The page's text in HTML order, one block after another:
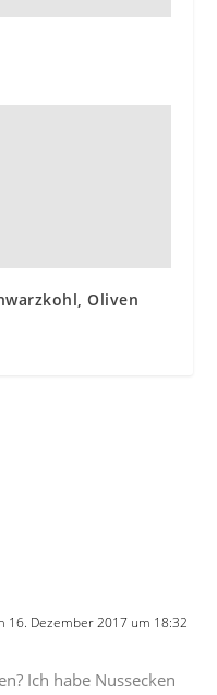
Oliven
16. Dezember 2017 um 18:32
Ich habe Nussecken